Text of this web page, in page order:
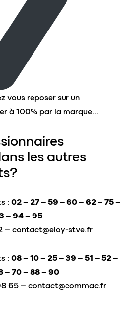
vous reposer sur un
à 100% par la marque…
les autres
: 02 – 27 – 59 – 60 – 62 – 75 –
– 94 – 95
– contact@eloy-stve.fr
: 08 – 10 – 25 – 39 – 51 – 52 –
– 70 – 88 – 90
65 – contact@commac.fr